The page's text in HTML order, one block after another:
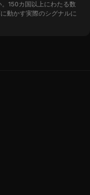
150カ国以上にわたる数
動かす実際のシグナルに